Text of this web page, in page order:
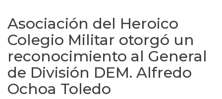
Asociación del Heroico
Colegio Militar otorgó un
reconocimiento al General
de División DEM. Alfredo
Ochoa Toledo